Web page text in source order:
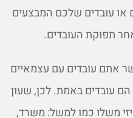
או עובדים שלכם המבצעים
תפוקת העובדים.
אתם עובדים עם עצמאיים
עובדים באמת. לכן, שעון
משלו כמו למשל: משרד,